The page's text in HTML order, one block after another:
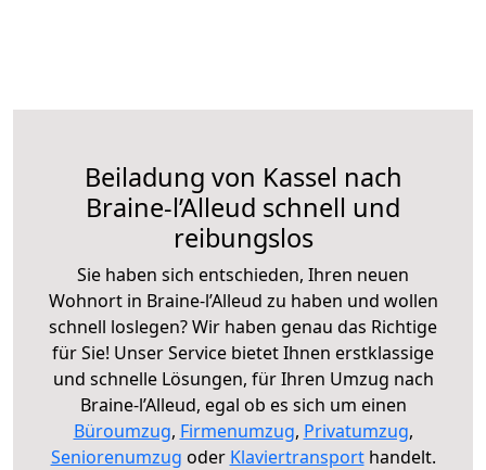
Beiladung von Kassel nach
Braine-l’Alleud schnell und
reibungslos
Sie haben sich entschieden, Ihren neuen
Wohnort in Braine-l’Alleud zu haben und wollen
schnell loslegen? Wir haben genau das Richtige
für Sie! Unser Service bietet Ihnen erstklassige
und schnelle Lösungen, für Ihren Umzug nach
Braine-l’Alleud, egal ob es sich um einen
Büroumzug, Firmenumzug, Privatumzug,
Seniorenumzug oder Klaviertransporthandelt.